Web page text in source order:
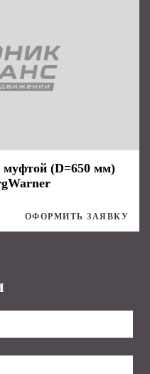
муфтой (D=650 мм)
ОФОРМИТЬ ЗАЯВКУ